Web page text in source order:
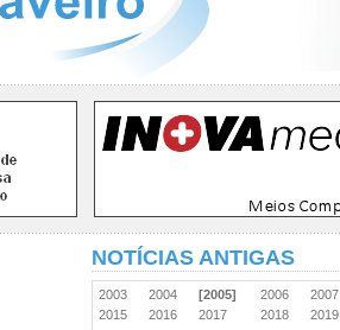
NOTÍCIAS ANTIGAS
2003 2004 [2005] 2006
2015
2016 2017 2018